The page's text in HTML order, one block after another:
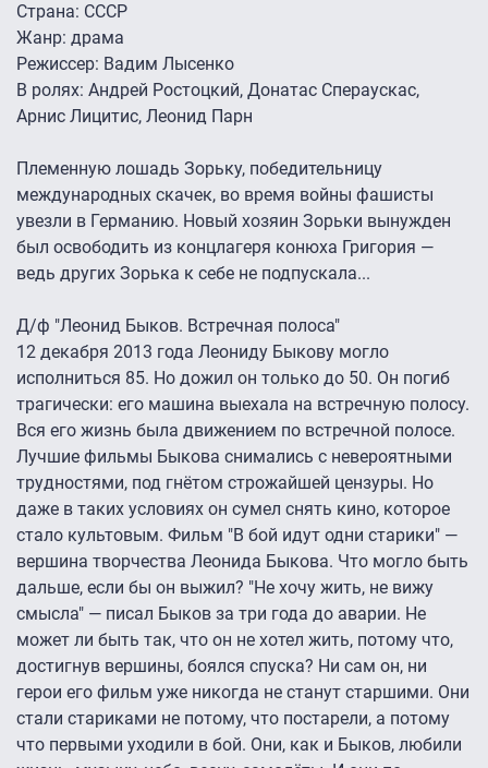
Страна: СССР
Жанр: драма
Режиссер: Вадим Лысенко
В ролях: Андрей Ростоцкий, Донатас Спераускас,
Арнис Лицитис, Леонид Парн
Племенную лошадь Зорьку, победительницу
международных скачек, во время войны фашисты
увезли в Германию. Новый хозяин Зорьки вынужден
был освободить из концлагеря конюха Григория —
ведь других Зорька к себе не подпускала...
Д/ф "Леонид Быков. Встречная полоса"
12 декабря 2013 года Леониду Быкову могло
исполниться 85. Но дожил он только до 50. Он погиб
трагически: его машина выехала на встречную полосу.
Вся его жизнь была движением по встречной полосе.
Лучшие фильмы Быкова снимались с невероятными
трудностями, под гнётом строжайшей цензуры. Но
даже в таких условиях он сумел снять кино, которое
стало культовым. Фильм "В бой идут одни старики" —
вершина творчества Леонида Быкова. Что могло быть
дальше, если бы он выжил? "Не хочу жить, не вижу
смысла" — писал Быков за три года до аварии. Не
может ли быть так, что он не хотел жить, потому что,
достигнув вершины, боялся спуска? Ни сам он, ни
герои его фильм уже никогда не станут старшими. Они
стали стариками не потому, что постарели, а потому
что первыми уходили в бой. Они, как и Быков, любили